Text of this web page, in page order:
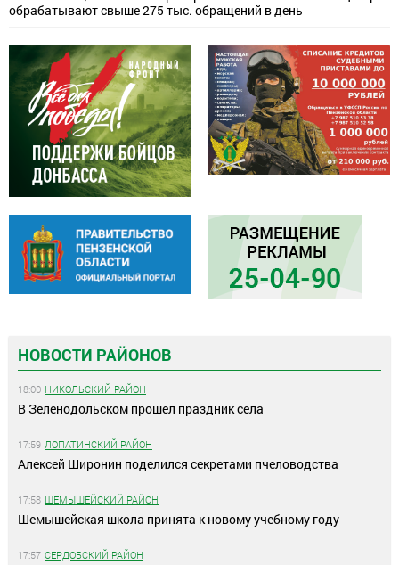
обрабатывают свыше 275 тыс. обращений в день
НОВОСТИ РАЙОНОВ
18:00 НИКОЛЬСКИЙ РАЙОН
В Зеленодольском прошел праздник села
17:59 ЛОПАТИНСКИЙ РАЙОН
Алексей Широнин поделился секретами пчеловодства
17:58 ШЕМЫШЕЙСКИЙ РАЙОН
Шемышейская школа принята к новому учебному году
17:57 СЕРДОБСКИЙ РАЙОН